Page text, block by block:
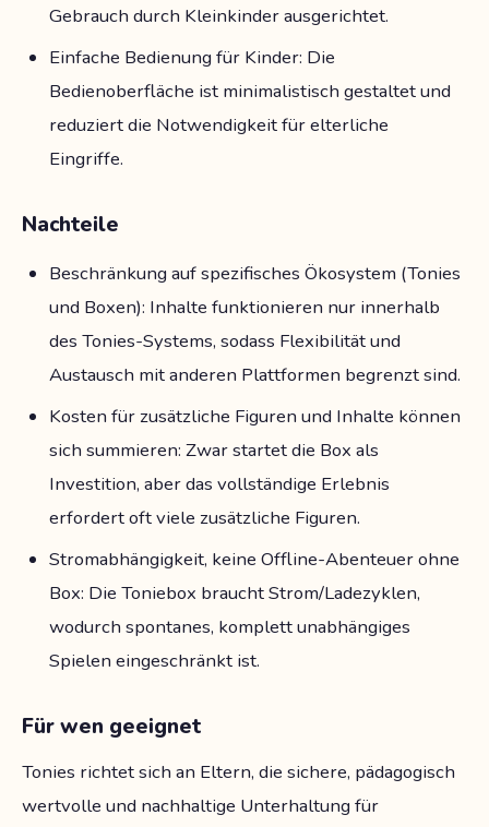
Gebrauch durch Kleinkinder ausgerichtet.
Einfache Bedienung für Kinder: Die
Bedienoberfläche ist minimalistisch gestaltet und
reduziert die Notwendigkeit für elterliche
Eingriffe.
Nachteile
Beschränkung auf spezifisches Ökosystem (Tonies
und Boxen): Inhalte funktionieren nur innerhalb
des Tonies-Systems, sodass Flexibilität und
Austausch mit anderen Plattformen begrenzt sind.
Kosten für zusätzliche Figuren und Inhalte können
sich summieren: Zwar startet die Box als
Investition, aber das vollständige Erlebnis
erfordert oft viele zusätzliche Figuren.
Stromabhängigkeit, keine Offline-Abenteuer ohne
Box: Die Toniebox braucht Strom/Ladezyklen,
wodurch spontanes, komplett unabhängiges
Spielen eingeschränkt ist.
Für wen geeignet
Tonies richtet sich an Eltern, die sichere, pädagogisch
wertvolle und nachhaltige Unterhaltung für